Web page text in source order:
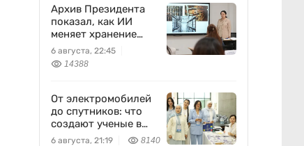
Orda.kz Дуйсенова
Архив Президента
показал, как ИИ
меняет хранение
документов в
Казахстане
6 августа, 22:45
14388
От электромобилей
до спутников: что
создают ученые в
Казахстане
6 августа, 21:19 8140